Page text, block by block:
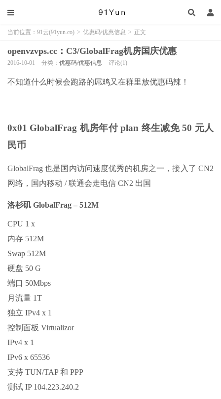
当前位置： 91云(91yun.co) > 优惠码/优惠信息 > 正文
openvzvps.cc：C3/GlobalFrag机房国庆优惠
2016-10-01 分类： 优惠码/优惠信息 评论(1)
不知道什么时候会跑路的屌鸡又在群里放优惠码辣！
0x01 GlobalFrag 机房年付 plan 终生减免 50 元人
民币
GlobalFrag 也是国内访问速度优秀的机房之一，接入了 CN2
网络，国内移动 / 联通会走电信 CN2 出国
洛杉矶 GlobalFrag – 512M
CPU 1 x
内存 512M
Swap 512M
硬盘 50 G
端口 50Mbps
月流量 1T
独立 IPv4 x 1
控制面板 Virtualizor
IPv4 x 1
IPv6 x 65536
支持 TUN/TAP 和 PPP
测试 IP 104.223.240.2